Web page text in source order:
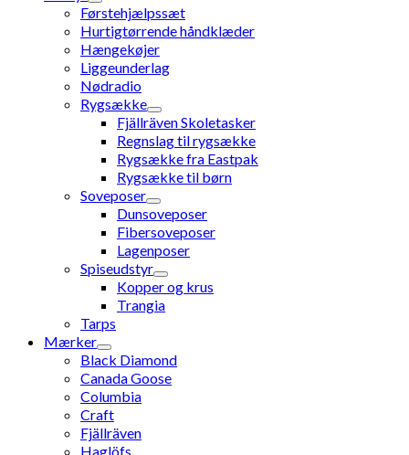
Førstehjælpssæt
Hurtigtørrende håndklæder
Hængekøjer
Liggeunderlag
Nødradio
Rygsække
Fjällräven Skoletasker
Regnslag til rygsække
Rygsække fra Eastpak
Rygsække til børn
Soveposer
Dunsoveposer
Fibersoveposer
Lagenposer
Spiseudstyr
Kopper og krus
Trangia
Tarps
Mærker
Black Diamond
Canada Goose
Columbia
Craft
Fjällräven
Haglöfs